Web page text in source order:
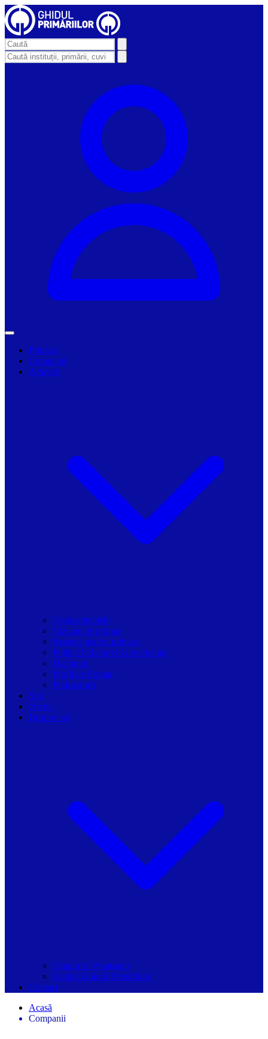
Primarii
Companii
Articole
Toate articolele
Viziune de primar
Resurse pentru primarii
Politici Urbane & Guvernanta
Dialoguri
Profil de Primar
Podcast-uri
Stiri
Oferte
Despre noi
Grupurile Whatsapp
Spațiul Ghidul Primăriilor
Contact
Acasă
Companii